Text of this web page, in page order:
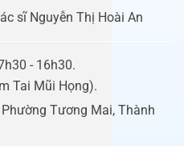
sĩ Nguyễn Thị Hoài An
- 16h30.
Tai Mũi Họng).
Tương Mai, Thành